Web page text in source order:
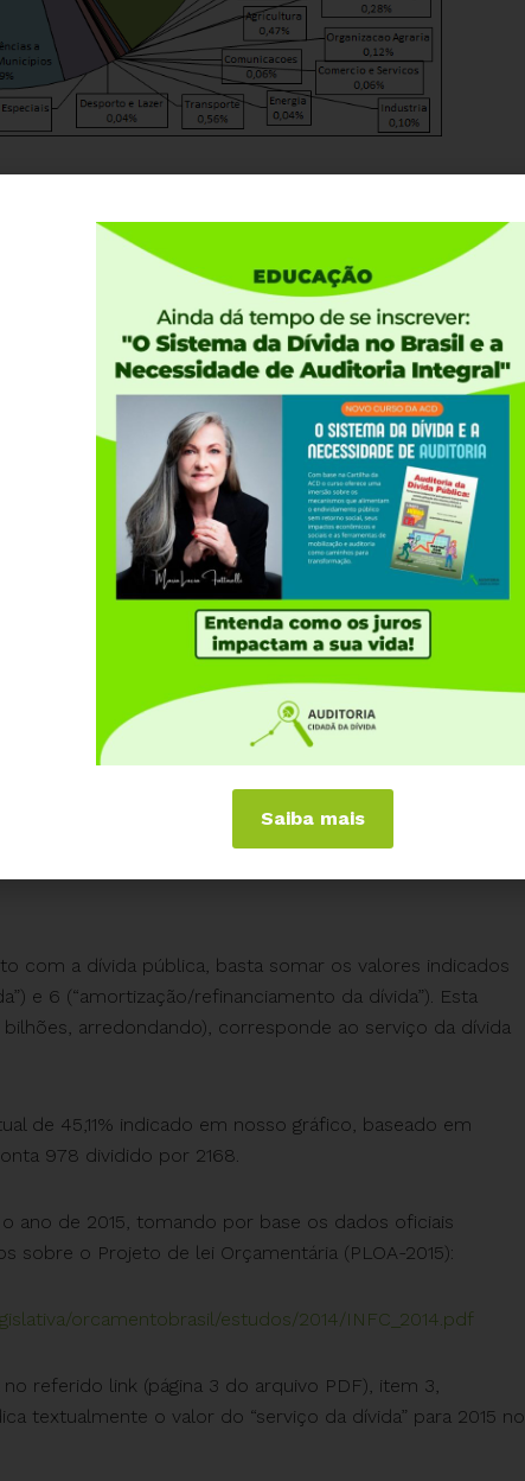
2014 (Executado) Total = R$ 2,168 trilhão
têm publicado que “
É mentira que 45% dos
Reparem, de pronto, a confusão: nós falamos em
em “impostos”…
não somente os impostos, mas todos os tributos
contribuições), além das receitas patrimoniais advindas
empresas estatais, etc.; de receitas financeiras
recebidos de Estados e Municípios, e recursos obtidos
rendas, como detalhado na Lei Orçamentária de
os juros e amortizações, tal como informado
Orçamentária em cada ano, por exemplo, o Senado
de
abreDoc.html?docId=92718
no ano, basta somar todas as despesas indicadas na
o valor total, executado em 2014, foi de R$
com a dívida pública, basta somar os valores indicados
e 6 (“amortização/refinanciamento da dívida”). Esta
arredondando), corresponde ao serviço da dívida
de 45,11% indicado em nosso gráfico, baseado em
978 dividido por 2168.
ano de 2015, tomando por base os dados oficiais
sobre o Projeto de lei Orçamentária (PLOA-2015):
orcamentobrasil/estudos/2014/INFC_2014.pdf
referido link (página 3 do arquivo PDF), item 3,
textualmente o valor do “serviço da dívida” para 2015 no
Saiba mais